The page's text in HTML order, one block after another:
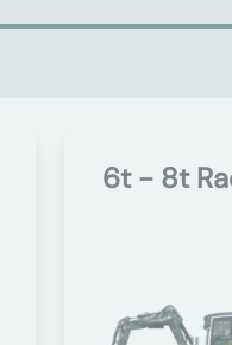
6t - 8t